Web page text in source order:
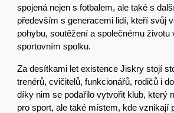
spojená nejen s fotbalem, ale také s
především s generacemi lidí, kteří svůj
pohybu, soutěžení a společnému životu
sportovním spolku.
Za desítkami let existence Jiskry stojí
trenérů, cvičitelů, funkcionářů, rodičů i
díky nim se podařilo vytvořit klub, který
pro sport, ale také místem, kde vznikají